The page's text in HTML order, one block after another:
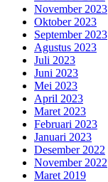
November 2023
Oktober 2023
September 2023
Agustus 2023
Juli 2023
Juni 2023
Mei 2023
April 2023
Maret 2023
Februari 2023
Januari 2023
Desember 2022
November 2022
Maret 2019